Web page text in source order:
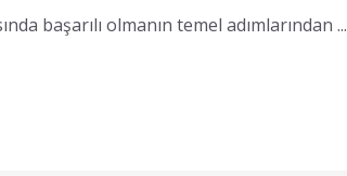
başarılı olmanın temel adımlarından ...